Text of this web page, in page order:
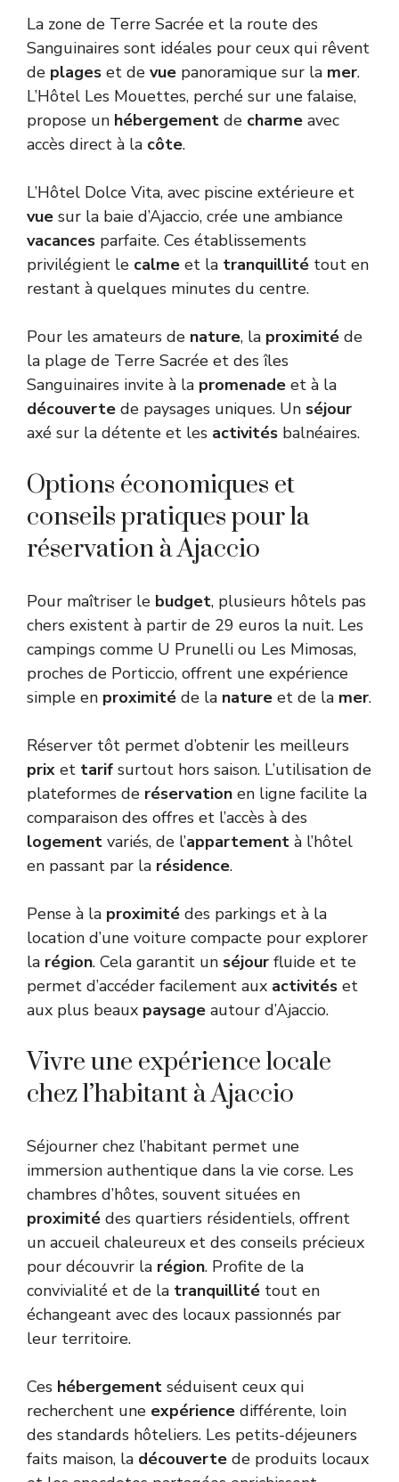
La zone de Terre Sacrée et la route des
Sanguinaires sont idéales pour ceux qui rêvent
de plages et de vue panoramique sur la mer.
L’Hôtel Les Mouettes, perché sur une falaise,
propose un hébergement de charme avec
accès direct à la côte.
L’Hôtel Dolce Vita, avec piscine extérieure et
vue sur la baie d’Ajaccio, crée une ambiance
vacances parfaite. Ces établissements
privilégient le calme et la tranquillité tout en
restant à quelques minutes du centre.
Pour les amateurs de nature, la proximité de
la plage de Terre Sacrée et des îles
Sanguinaires invite à la promenade et à la
découverte de paysages uniques. Un séjour
axé sur la détente et les activités balnéaires.
Options économiques et
conseils pratiques pour la
réservation à Ajaccio
Pour maîtriser le budget, plusieurs hôtels pas
chers existent à partir de 29 euros la nuit. Les
campings comme U Prunelli ou Les Mimosas,
proches de Porticcio, offrent une expérience
simple en proximité de la nature et de la mer.
Réserver tôt permet d’obtenir les meilleurs
prix et tarif surtout hors saison. L’utilisation de
plateformes de réservation en ligne facilite la
comparaison des offres et l’accès à des
logement variés, de l’appartement à l’hôtel
en passant par la résidence.
Pense à la proximité des parkings et à la
location d’une voiture compacte pour explorer
la région. Cela garantit un séjour fluide et te
permet d’accéder facilement aux activités et
aux plus beaux paysage autour d’Ajaccio.
Vivre une expérience locale
chez l’habitant à Ajaccio
Séjourner chez l’habitant permet une
immersion authentique dans la vie corse. Les
chambres d’hôtes, souvent situées en
proximité des quartiers résidentiels, offrent
un accueil chaleureux et des conseils précieux
pour découvrir la région. Profite de la
convivialité et de la tranquillité tout en
échangeant avec des locaux passionnés par
leur territoire.
Ces hébergement séduisent ceux qui
recherchent une expérience différente, loin
des standards hôteliers. Les petits-déjeuners
faits maison, la découverte de produits locaux